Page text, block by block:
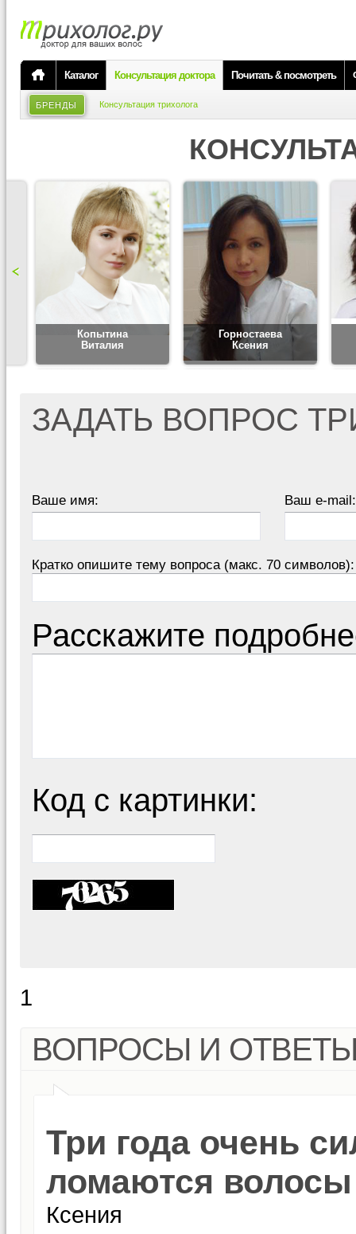
Каталог Консультация доктора Почитать & посмотреть
БРЕНДЫ Консультация трихолога
Копытина
Виталия
Горностаева
Ксения
ЗАДАТЬ ВОПРОС
Ваше имя: Ваш e-mail:
Кратко опишите тему вопроса (макс. 70 символов):
Расскажите
Код с картинки:
1
ВОПРОСЫ И
Три года очень
ломаются волосы
Ксения